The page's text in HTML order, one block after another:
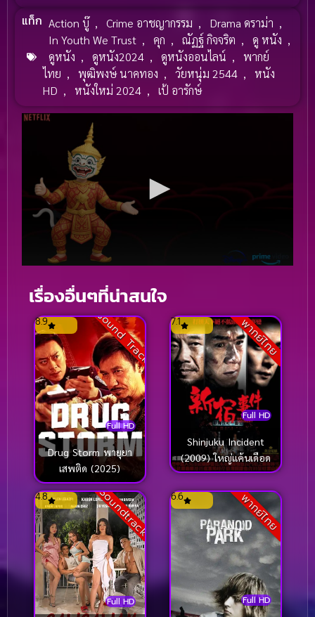
แท็ก Action บู๊ , Crime อาชญากรรม , Drama ดราม่า ,
In Youth We Trust , คุก , ณัฏฐ์ กิจจริต , ดู หนัง ,
ดูหนัง , ดูหนัง2024 , ดูหนังออนไลน์ ,
พากย์
ไทย , พุฒิพงษ์ นาคทอง , วัยหนุ่ม 2544 ,
หนัง
HD , หนังใหม่ 2024 , เป้ อารักษ์
เรื่องอื่นๆที่น่าสนใจ
Sound Track
Full HD
8.9
Drug Storm พายุยา
เสพติด (2025)
พากย์ไทย
Full HD
7.1
Shinjuku Incident
(2009) ใหญ่แค้นเดือด
Soundtrack
Full HD
4.8 พากย์ไทย
Full HD
6.6